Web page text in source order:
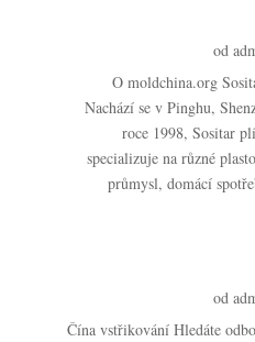
od
O moldchina.org
Nachází se v Pinghu,
roce 1998, Sositar
specializuje na různé
průmysl, domácí
od
Čína vstřikování Hledáte